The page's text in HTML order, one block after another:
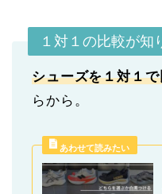
１対１の比較が知
シューズを１対１
らから。